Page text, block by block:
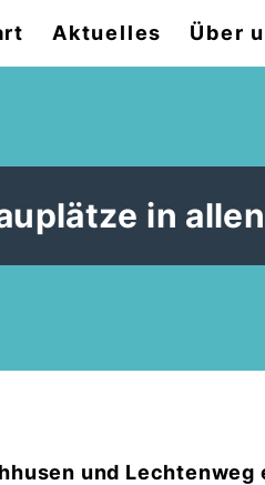
Aktuelles Über
in
und